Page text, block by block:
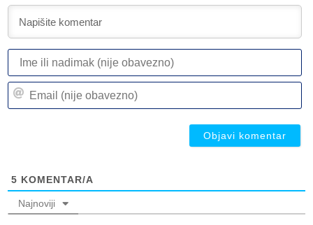
5 KOMENTAR/A
Najnoviji